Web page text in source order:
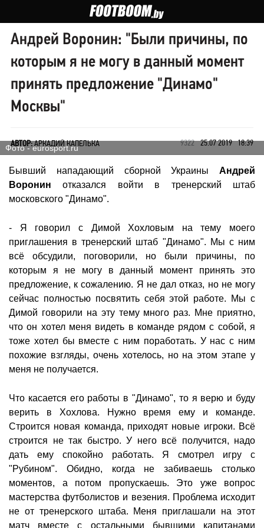
Андрей Воронин: "Были причины, по
которым я не могу в данный момент
принять предложение "Динамо"
Москвы"
9322 25.07 2019 18:39
АВТОР:АРКАДИЙ КАПЕЛЬКА
Фото - eurosport.ru
Бывший нападающий сборной Украины Андрей
Воронин отказался войти в тренерский штаб
московского "Динамо".
- Я говорил с Димой Хохловым на тему моего
приглашения в тренерский штаб "Динамо". Мы с ним
всё обсудили, поговорили, но были причины, по
которым я не могу в данный момент принять это
предложение, к сожалению. Я не дал отказ, но не могу
сейчас полностью посвятить себя этой работе. Мы с
Димой говорили на эту тему много раз. Мне приятно,
что он хотел меня видеть в команде рядом с собой, я
тоже хотел бы вместе с ним поработать. У нас с ним
похожие взгляды, очень хотелось, но на этом этапе у
меня не получается.
Что касается его работы в "Динамо", то я верю и буду
верить в Хохлова. Нужно время ему и команде.
Строится новая команда, приходят новые игроки. Всё
строится не так быстро. У него всё получится, надо
дать ему спокойно работать. Я смотрел игру с
"Рубином". Обидно, когда не забиваешь столько
моментов, а потом пропускаешь. Это уже вопрос
мастерства футболистов и везения. Проблема исходит
не от тренерского штаба. Меня приглашали на этот
матч вместе с остальными бывшими капитанами